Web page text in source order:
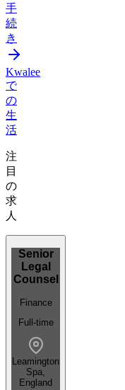
手
続
き
Kwalee
で
の
生
活
注
目
の
求
人
Senior
Legal
Counsel
Finance
Full-time
Leamington
Spa,
England